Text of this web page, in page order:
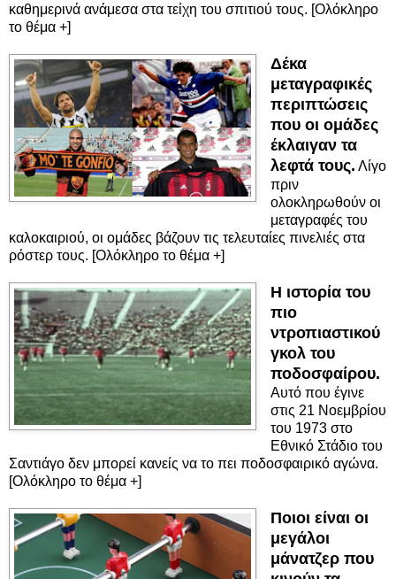
καθημερινά ανάμεσα στα τείχη του σπιτιού τους. [Ολόκληρο
το θέμα +]
Δέκα
μεταγραφικές
περιπτώσεις
που οι ομάδες
έκλαιγαν τα
λεφτά τους. Λίγο
πριν
ολοκληρωθούν οι
μεταγραφές του
καλοκαιριού, οι ομάδες βάζουν τις τελευταίες πινελιές στα
ρόστερ τους. [Ολόκληρο το θέμα +]
Η ιστορία του
πιο
ντροπιαστικού
γκολ του
ποδοσφαίρου.
Αυτό που έγινε
στις 21 Νοεμβρίου
του 1973 στο
Εθνικό Στάδιο του
Σαντιάγο δεν μπορεί κανείς να το πει ποδοσφαιρικό αγώνα.
[Ολόκληρο το θέμα +]
Ποιοι είναι οι
μεγάλοι
μάνατζερ που